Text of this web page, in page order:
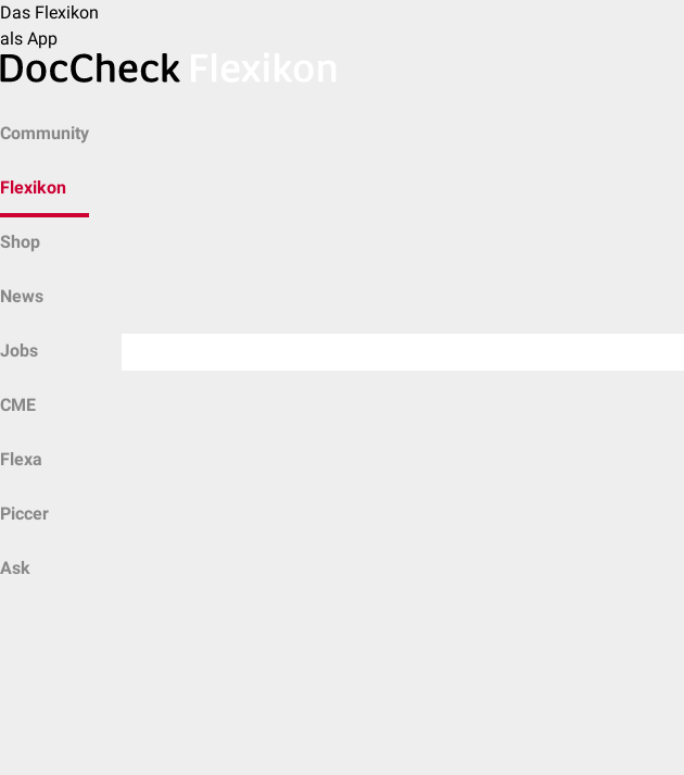
Das Flexikon
als App
Community
Flexikon
Shop
News
Jobs
CME
Flexa
Piccer
Ask